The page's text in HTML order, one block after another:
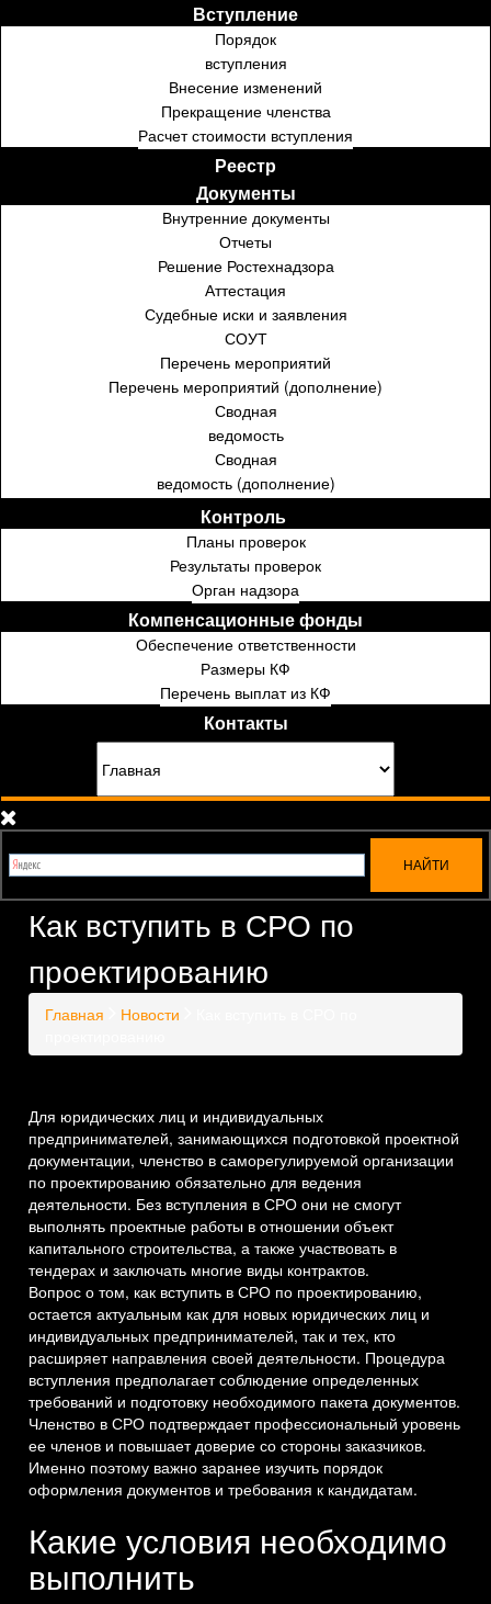
Вступление
Порядок
вступления
Внесение изменений
Прекращение членства
Расчет стоимости вступления
Реестр
Документы
Внутренние документы
Отчеты
Решение Ростехнадзора
Аттестация
Судебные иски и заявления
СОУТ
Перечень мероприятий
Перечень мероприятий (дополнение)
Сводная
ведомость
Сводная
ведомость (дополнение)
Контроль ⁣⁣⁣⁣
Планы проверок
Результаты проверок
Орган надзора
Компенсационные фонды
Обеспечение ответственности
Размеры КФ
Перечень выплат из КФ
Контакты
Как вступить в СРО по
проектированию
Главная Новости
Для юридических лиц и индивидуальных
предпринимателей, занимающихся подготовкой проектной
документации, членство в саморегулируемой организации
по проектированию обязательно для ведения
деятельности. Без вступления в СРО они не смогут
выполнять проектные работы в отношении объект
капитального строительства, а также участвовать в
тендерах и заключать многие виды контрактов.
Вопрос о том, как вступить в СРО по проектированию,
остается актуальным как для новых юридических лиц и
индивидуальных предпринимателей, так и тех, кто
расширяет направления своей деятельности. Процедура
вступления предполагает соблюдение определенных
требований и подготовку необходимого пакета документов.
Членство в СРО подтверждает профессиональный уровень
ее членов и повышает доверие со стороны заказчиков.
Именно поэтому важно заранее изучить порядок
оформления документов и требования к кандидатам.
Какие условия необходимо
выполнить